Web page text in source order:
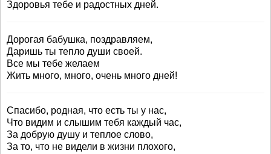
Здоровья тебе и радостных дней.
Дорогая бабушка, поздравляем,
Даришь ты тепло души своей.
Все мы тебе желаем
Жить много, много, очень много дней!
Спасибо, родная, что есть ты у нас,
Что видим и слышим тебя каждый час,
За добрую душу и теплое слово,
За то, что не видели в жизни плохого,